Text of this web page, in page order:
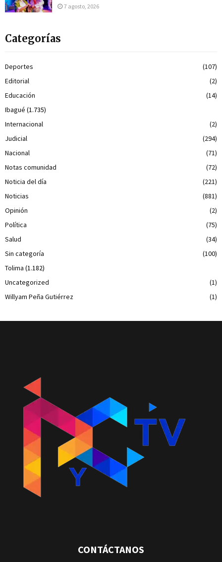
7 agosto, 2026
Categorías
Deportes
(107)
Editorial
(2)
Educación
(14)
Ibagué (1.735)
Internacional
(2)
Judicial
(294)
Nacional
(71)
Notas comunidad
(72)
Noticia del día
(221)
Noticias
(881)
Opinión
(2)
Política
(75)
Salud
(34)
Sin categoría
(100)
Tolima (1.182)
Uncategorized
(1)
Willyam Peña Gutiérrez
(1)
CONTÁCTANOS